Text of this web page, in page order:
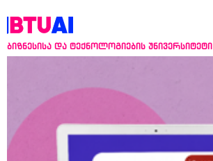
ბიზნესისა და ტექნოლოგიების უნივერსიტეტი